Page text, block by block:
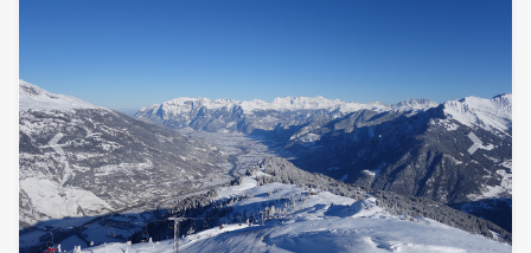
Previous Next